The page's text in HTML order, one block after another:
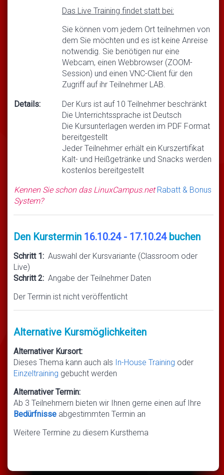
Das Live Training findet statt bei:
Sie können vom jedem Ort teilnehmen von
dem Sie möchten und es ist keine Anreise
notwendig. Sie benötigen nur eine
Webcam, einen Webbrowser (ZOOM-
Session) und einen VNC-Client für den
Zugriff auf ihr Teilnehmer LAB.
Details:
Der Kurs ist auf 10 Teilnehmer beschränkt
Die Unterrichtssprache ist Deutsch
Die Kursunterlagen werden im PDF Format
bereitgestellt
Jeder Teilnehmer erhält ein Kurszertifikat
Kalt- und Heißgetränke und Snacks werden
kostenlos bereitgestellt
Kennen Sie schon das LinuxCampus.net Rabatt & Bonus
System?
Den Kurstermin 16.10.24 - 17.10.24buchen
Schritt 1: Auswahl der Kursvariante (Classroom oder
Live)
Schritt 2: Angabe der Teilnehmer Daten
Der Termin ist nicht veröffentlicht
Alternative Kursmöglichkeiten
Alternativer Kursort:
Dieses Thema kann auch als In-House Training oder
Einzeltraining gebucht werden
Alternativer Termin:
Ab 3 Teilnehmern bieten wir Ihnen gerne einen auf Ihre
Bedürfnisse abgestimmten Termin an
Weitere Termine zu diesem Kursthema